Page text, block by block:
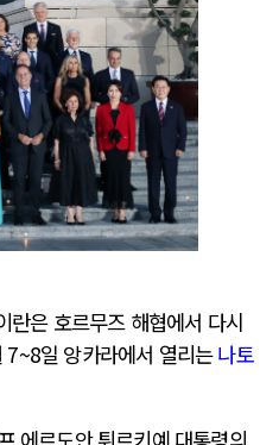
란은 호르무즈 해협에서 다시
7~8일 앙카라에서 열리는나토
기
, 트럼프 정치·경제 ..
료를 철회한 트럼프
봉쇄 선택한 배경
단 한계 직면
이양으로 휴전 의지..